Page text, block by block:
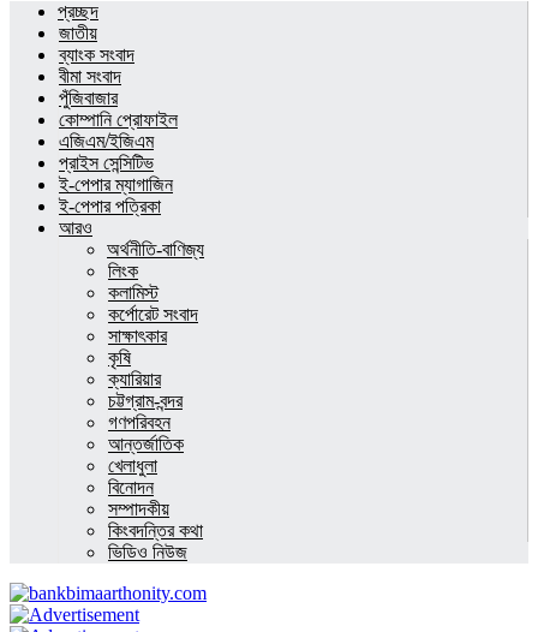
প্রচ্ছদ
জাতীয়
ব্যাংক সংবাদ
বীমা সংবাদ
পুঁজিবাজার
কোম্পানি প্রোফাইল
এজিএম/ইজিএম
প্রাইস সেন্সিটিভ
ই-পেপার ম্যাগাজিন
ই-পেপার পত্রিকা
আরও
অর্থনীতি-বাণিজ্য
লিংক
কলামিস্ট
কর্পোরেট সংবাদ
সাক্ষাৎকার
কৃষি
ক্যারিয়ার
চট্টগ্রাম-বন্দর
গণপরিবহন
আন্তর্জাতিক
খেলাধুলা
বিনোদন
সম্পাদকীয়
কিংবদন্তির কথা
ভিডিও নিউজ